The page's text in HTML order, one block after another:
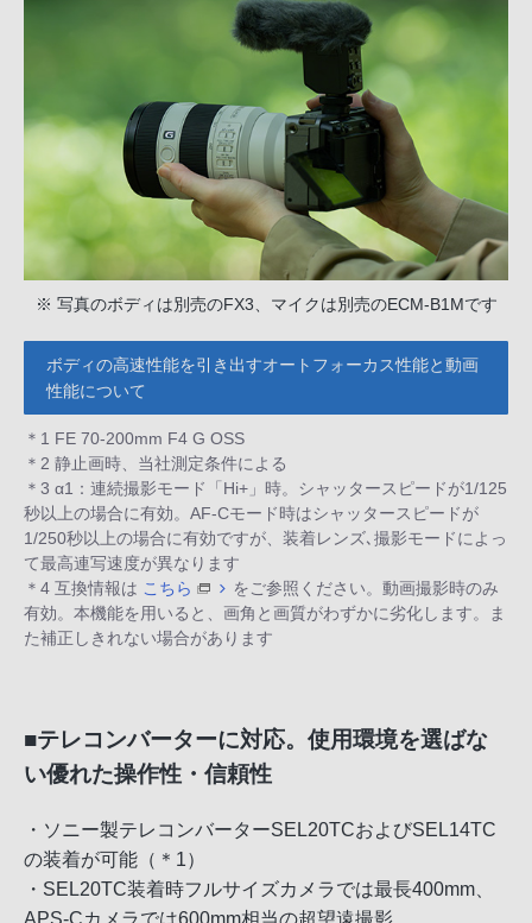
※ 写真のボディは別売のFX3、マイクは別売のECM-B1Mです
ボディの高速性能を引き出すオートフォーカス性能と動画
性能について
＊1 FE 70-200mm F4 G OSS
＊2 静止画時、当社測定条件による
＊3 α1：連続撮影モード「Hi+」時。シャッタースピードが1/125
秒以上の場合に有効。AF-Cモード時はシャッタースピードが
1/250秒以上の場合に有効ですが、装着レンズ､撮影モードによっ
て最高連写速度が異なります
＊4 互換情報は こちら
をご参照ください。動画撮影時のみ
有効。本機能を用いると、画角と画質がわずかに劣化します。ま
た補正しきれない場合があります
■テレコンバーターに対応。使用環境を選ばな
い優れた操作性・信頼性
・ソニー製テレコンバーターSEL20TCおよびSEL14TC
の装着が可能（＊1）
・SEL20TC装着時フルサイズカメラでは最長400mm、
APS-Cカメラでは600mm相当の超望遠撮影